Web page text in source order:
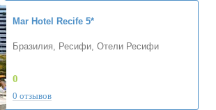
Mar Hotel Recife 5*
Бразилия, Ресифи, Отели Ресифи
0
0 отзывов